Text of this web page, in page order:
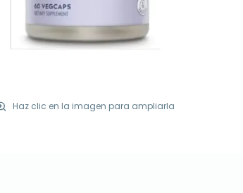
Haz clic en la imagen para ampliarla